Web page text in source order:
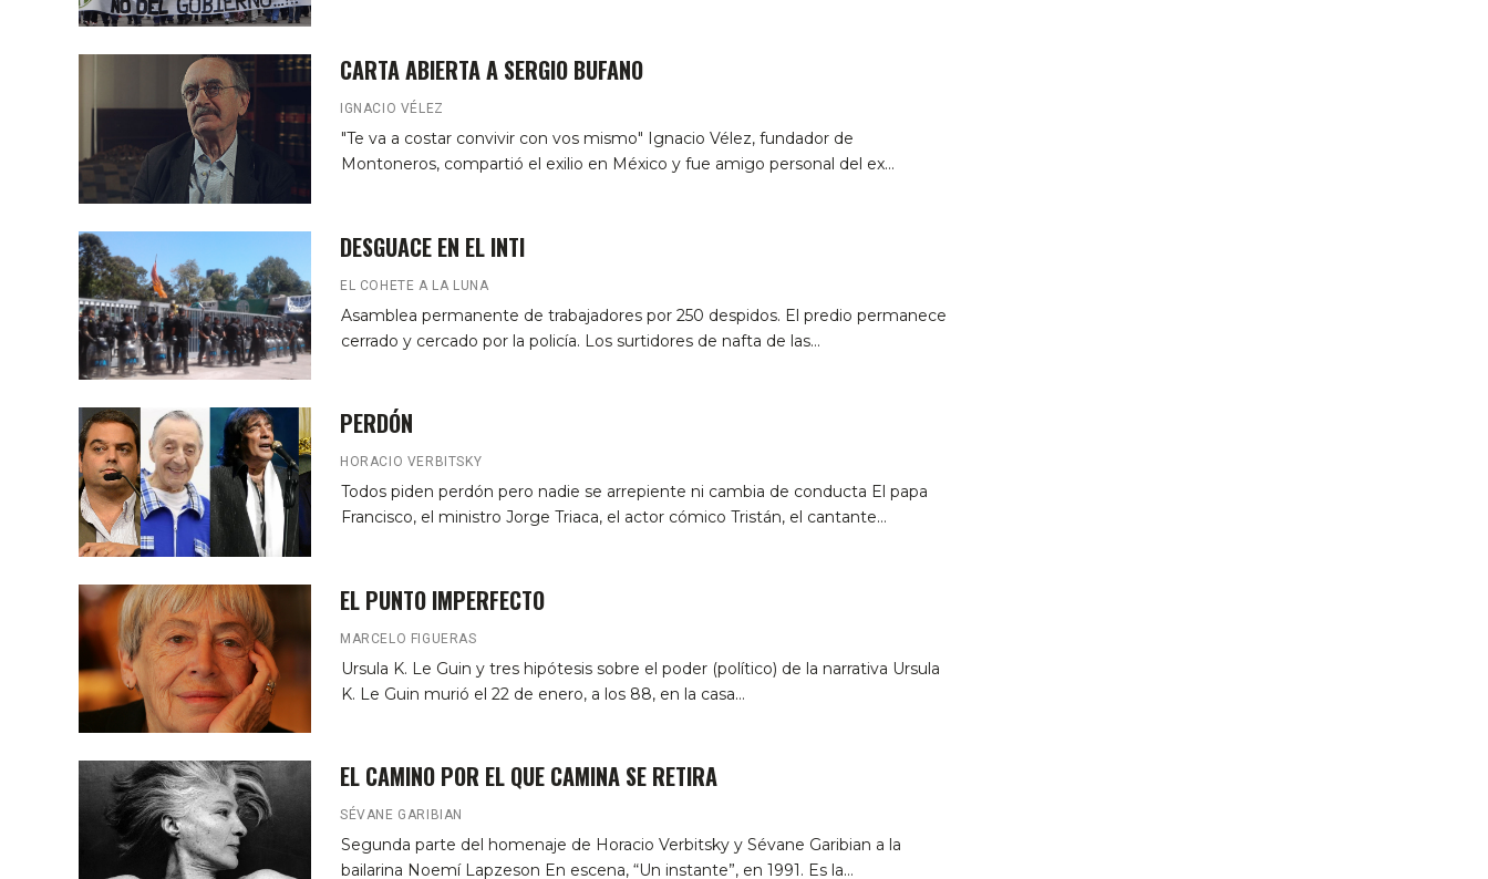
CARTA ABIERTA A SERGIO BUFANO
IGNACIO VÉLEZ
"Te va a costar convivir con vos mismo"
Ignacio Vélez, fundador de
Montoneros, compartió el exilio en México y fue amigo personal del ex…
DESGUACE EN EL INTI
EL COHETE A LA LUNA
Asamblea permanente de trabajadores por 250 despidos. El predio permanece
cerrado y cercado por la policía. Los surtidores de nafta de las…
PERDÓN
HORACIO VERBITSKY
Todos piden perdón pero nadie se arrepiente ni cambia de conducta El papa
Francisco, el ministro Jorge Triaca, el actor cómico Tristán, el cantante…
EL PUNTO IMPERFECTO
MARCELO FIGUERAS
Ursula K. Le Guin y tres hipótesis sobre el poder (político) de la narrativa Ursula
K. Le Guin murió el 22 de enero, a los 88, en la casa…
EL CAMINO POR EL QUE CAMINA SE RETIRA
SÉVANE GARIBIAN
Segunda parte del homenaje de Horacio Verbitsky y Sévane Garibian a la
bailarina Noemí Lapzeson En escena, “Un instante”, en 1991. Es la…